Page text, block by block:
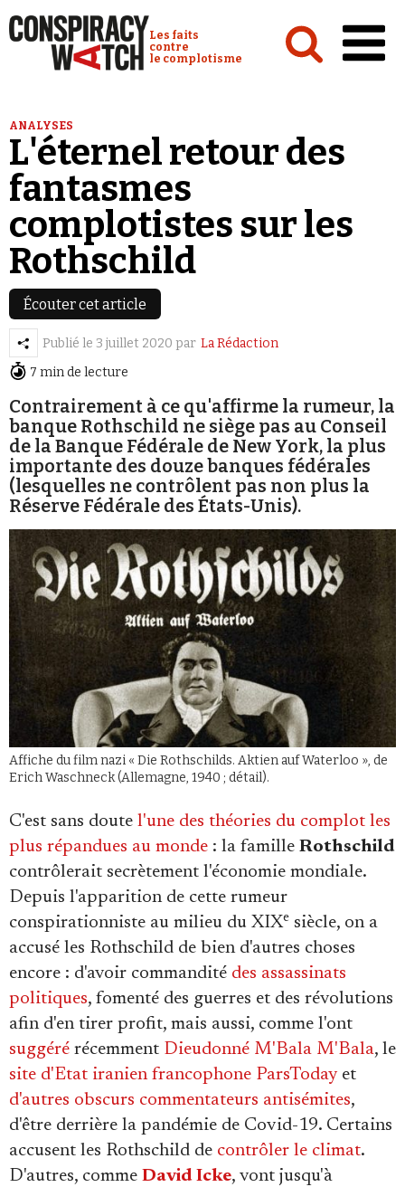
Conspiracy Watch :
Les faits
contre
le complotisme
Analyses
Conspipédia
Vidéos
Émissions
Revues de presse
Newsletter
Faire un don
Demander à Vera
Se connecter
ANALYSES
L'éternel retour des
fantasmes
complotistes sur les
Rothschild
Écouter cet article
Publié le 3 juillet 2020 par La Rédaction
7 min de lecture
Contrairement à ce qu'affirme la rumeur, la
banque Rothschild ne siège pas au Conseil
de la Banque Fédérale de New York, la plus
importante des douze banques fédérales
(lesquelles ne contrôlent pas non plus la
Réserve Fédérale des États-Unis).
Affiche du film nazi « Die Rothschilds. Aktien auf Waterloo », de
Erich Waschneck (Allemagne, 1940 ; détail).
C'est sans doute l'une des théories du complot les
plus répandues au monde : la famille Rothschild
contrôlerait secrètement l'économie mondiale.
Depuis l'apparition de cette rumeur
conspirationniste au milieu du XIXe siècle, on a
accusé les Rothschild de bien d'autres choses
encore : d'avoir commandité des assassinats
politiques, fomenté des guerres et des révolutions
afin d'en tirer profit, mais aussi, comme l'ont
suggéré récemment Dieudonné M'Bala M'Bala, le
site d'Etat iranien francophone ParsTodayet
d'autres obscurs commentateurs antisémites,
d'être derrière la pandémie de Covid-19. Certains
accusent les Rothschild de contrôler le climat.
D'autres, comme David Icke, vont jusqu'à